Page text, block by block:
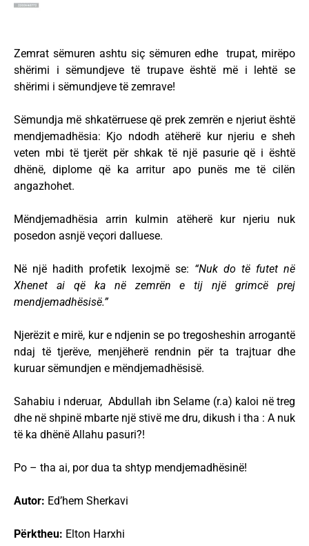
Zemrat sëmuren ashtu siç sëmuren edhe trupat, mirëpo
shërimi i sëmundjeve të trupave është më i lehtë se
shërimi i sëmundjeve të zemrave!
Sëmundja më shkatërruese që prek zemrën e njeriut është
mendjemadhësia: Kjo ndodh atëherë kur njeriu e sheh
veten mbi të tjerët për shkak të një pasurie që i është
dhënë, diplome që ka arritur apo punës me të cilën
angazhohet.
Mëndjemadhësia arrin kulmin atëherë kur njeriu nuk
posedon asnjë veçori dalluese.
Në një hadith profetik lexojmë se: “Nuk do të futet në
Xhenet ai që ka në zemrën e tij një grimcë prej
mendjemadhësisë.”
Njerëzit e mirë, kur e ndjenin se po tregosheshin arrogantë
ndaj të tjerëve, menjëherë rendnin për ta trajtuar dhe
kuruar sëmundjen e mëndjemadhësisë.
Sahabiu i nderuar, Abdullah ibn Selame (r.a) kaloi në treg
dhe në shpinë mbarte një stivë me dru, dikush i tha : A nuk
të ka dhënë Allahu pasuri?!
Po – tha ai, por dua ta shtyp mendjemadhësinë!
Autor: Ed’hem Sherkavi
Përktheu: Elton Harxhi